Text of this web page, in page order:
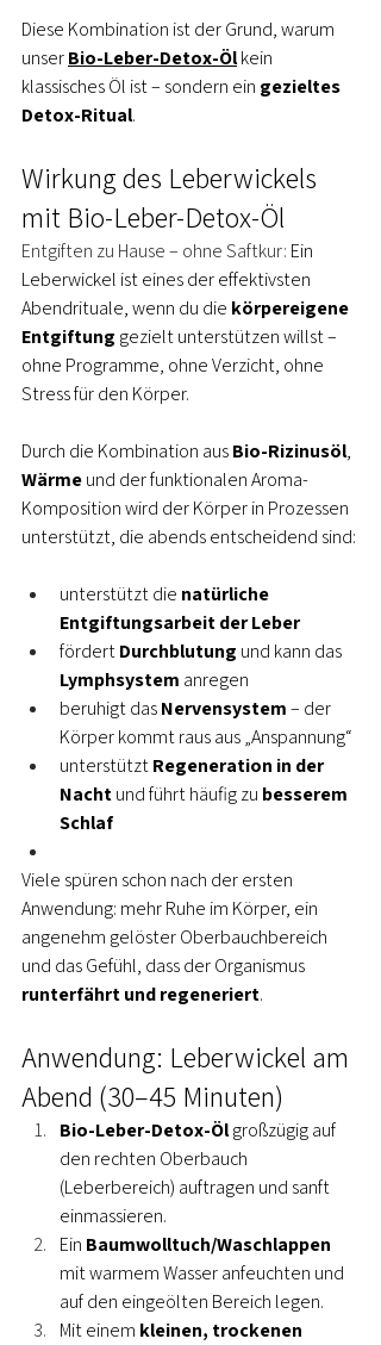
Diese Kombination ist der Grund, warum
unser Bio-Leber-Detox-Öl kein
klassisches Öl ist – sondern ein gezieltes
Detox-Ritual.
Wirkung des Leberwickels
mit Bio-Leber-Detox-Öl
Entgiften zu Hause – ohne Saftkur: Ein
Leberwickel ist eines der effektivsten
Abendrituale, wenn du die körpereigene
Entgiftung gezielt unterstützen willst –
ohne Programme, ohne Verzicht, ohne
Stress für den Körper.
Durch die Kombination aus Bio-Rizinusöl,
Wärme und der funktionalen Aroma-
Komposition wird der Körper in Prozessen
unterstützt, die abends entscheidend sind:
unterstützt die natürliche
Entgiftungsarbeit der Leber
fördert Durchblutung und kann das
Lymphsystem anregen
beruhigt das Nervensystem – der
Körper kommt raus aus „Anspannung“
unterstützt Regeneration in der
Nacht und führt häufig zu besserem
Schlaf
Viele spüren schon nach der ersten
Anwendung: mehr Ruhe im Körper, ein
angenehm gelöster Oberbauchbereich
und das Gefühl, dass der Organismus
runterfährt und regeneriert.
Anwendung: Leberwickel am
Abend (30–45 Minuten)
Bio-Leber-Detox-Öl großzügig auf
den rechten Oberbauch
(Leberbereich) auftragen und sanft
einmassieren.
Ein Baumwolltuch/Waschlappen
mit warmem Wasser anfeuchten und
auf den eingeölten Bereich legen.
Mit einem kleinen, trockenen